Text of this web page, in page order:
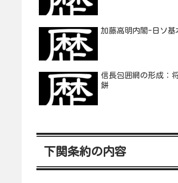
加藤高明内閣-日ソ
信長包囲網の形成：
餅
下関条約の内容